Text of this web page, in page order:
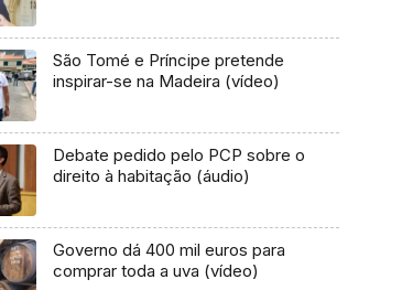
São Tomé e Príncipe pretende
inspirar-se na Madeira (vídeo)
Debate pedido pelo PCP sobre o
direito à habitação (áudio)
Governo dá 400 mil euros para
comprar toda a uva (vídeo)